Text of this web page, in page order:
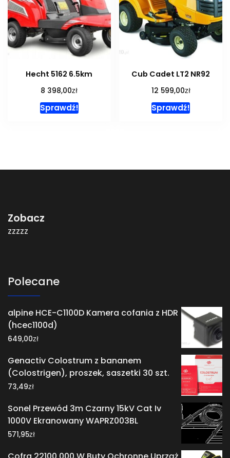
Hecht 5162 6.5km
8 398,00zł
Sprawdź!
Cub Cadet LT2 NR92
12 599,00zł
Sprawdź!
Zobacz
zzzzz
Polecane
alpine HCE-C1100D Kamera cofania z HDR
(hcec1100d)
649,00zł
Genactiv Colostrum z bananem
(Colostrigen), proszek, saszetki 30 szt.
73,49zł
Sonel Przewód 3m Czarny 15kV Cat Iv
1000V Ekranowany WAPRZ003BL
571,95zł